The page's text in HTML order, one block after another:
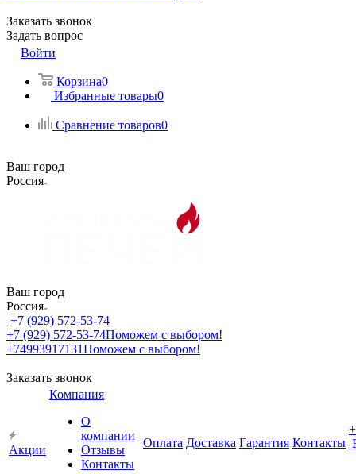
Заказать звонок
Задать вопрос
Войти
Корзина0
Избранные товары0
Сравнение товаров0
Ваш город
Россия
Ваш город
Россия
+7 (929) 572-53-74
+7 (929) 572-53-74Поможем с выбором!
+74993917131Поможем с выбором!
Заказать звонок
Акции
Компания
О
компании
Отзывы
Контакты
Оплата Доставка Гарантия Контакты
+